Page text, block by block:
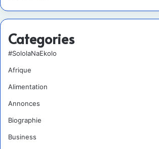
Categories
#SololaNaEkolo
Afrique
Alimentation
Annonces
Biographie
Business